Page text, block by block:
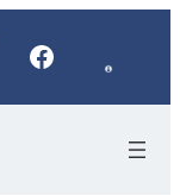
Facebook